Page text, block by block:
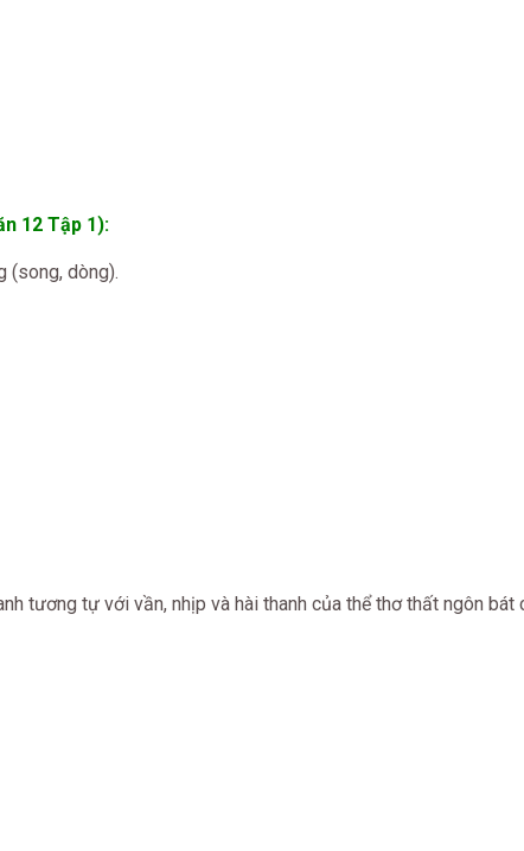
12 Tập 1):
(song, dòng).
tương tự với vần, nhịp và hài thanh của thể thơ thất ngôn bát